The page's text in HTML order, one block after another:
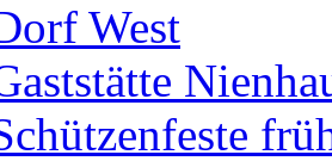
West